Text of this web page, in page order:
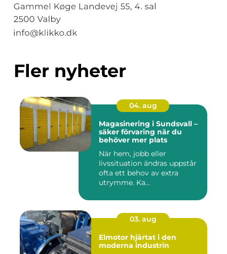
Fler nyheter
04. aug
Magasinering i Sundsvall –
säker förvaring när du
behöver mer plats
När hem, jobb eller
livssituation ändras uppstår
ofta ett behov av extra
utrymme. Ka...
03. aug
Elmotor hjärtat i den
moderna industrin